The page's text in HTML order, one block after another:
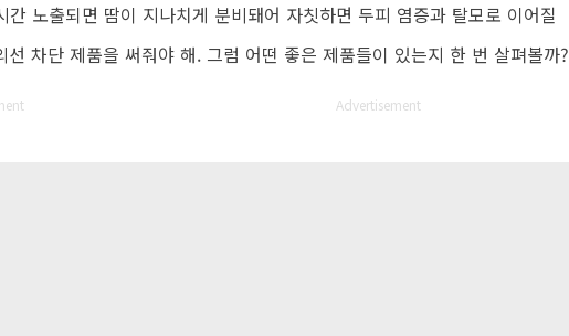
노출되면 땀이 지나치게 분비돼어 자칫하면 두피 염증과 탈모로 이어질
선 차단 제품을 써줘야 해. 그럼 어떤 좋은 제품들이 있는지 한 번 살펴볼까?
Advertisement